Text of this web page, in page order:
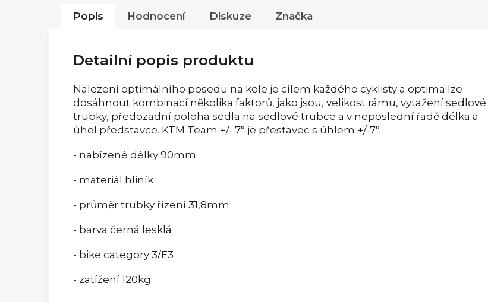
Popis Hodnocení Diskuze Značka
Detailní popis produktu
Nalezení optimálního posedu na kole je cílem každého cyklisty a optima lze
dosáhnout kombinací několika faktorů, jako jsou, velikost rámu, vytažení sedlové
trubky, předozadní poloha sedla na sedlové trubce a v neposlední řadě délka a
úhel představce. KTM Team +/- 7° je přestavec s úhlem +/-7°.
- nabízené délky 90mm
- materiál hliník
- průměr trubky řízení 31,8mm
- barva černá lesklá
- bike category 3/E3
- zatížení 120kg